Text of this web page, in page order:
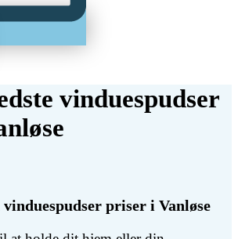
vinduespudser
priser i Vanløse